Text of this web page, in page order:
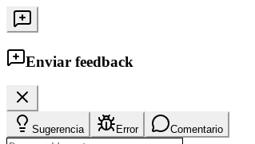
Enviar feedback
Sugerencia Error Comentario